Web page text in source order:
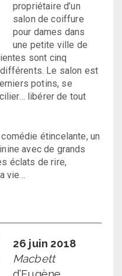
propriétaire d’un
salon de coiffure
pour dames dans
une petite ville de
sont cinq
différents. Le salon est
potins, se
libérer de tout
étincelante, un
avec de grands
éclats de rire,
vie…
26 juin 2018
Macbett